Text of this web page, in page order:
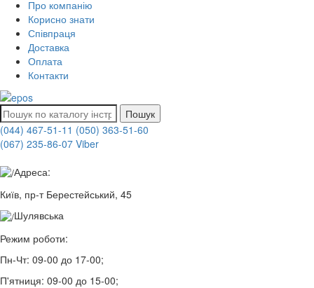
Про компанію
Корисно знати
Співпраця
Доставка
Оплата
Контакти
Пошук
(044) 467-51-11 (050) 363-51-60
(067) 235-86-07 Viber
Адреса:
Київ, пр-т Берестейський, 45
Шулявська
Режим роботи:
Пн-Чт: 09-00 до 17-00;
П'ятниця: 09-00 до 15-00;